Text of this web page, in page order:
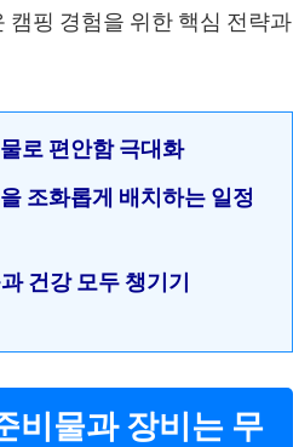
캠핑 경험을 위한 핵심 전략과
로 편안함 극대화
조화롭게 배치하는 일정
건강 모두 챙기기
비물과 장비는 무